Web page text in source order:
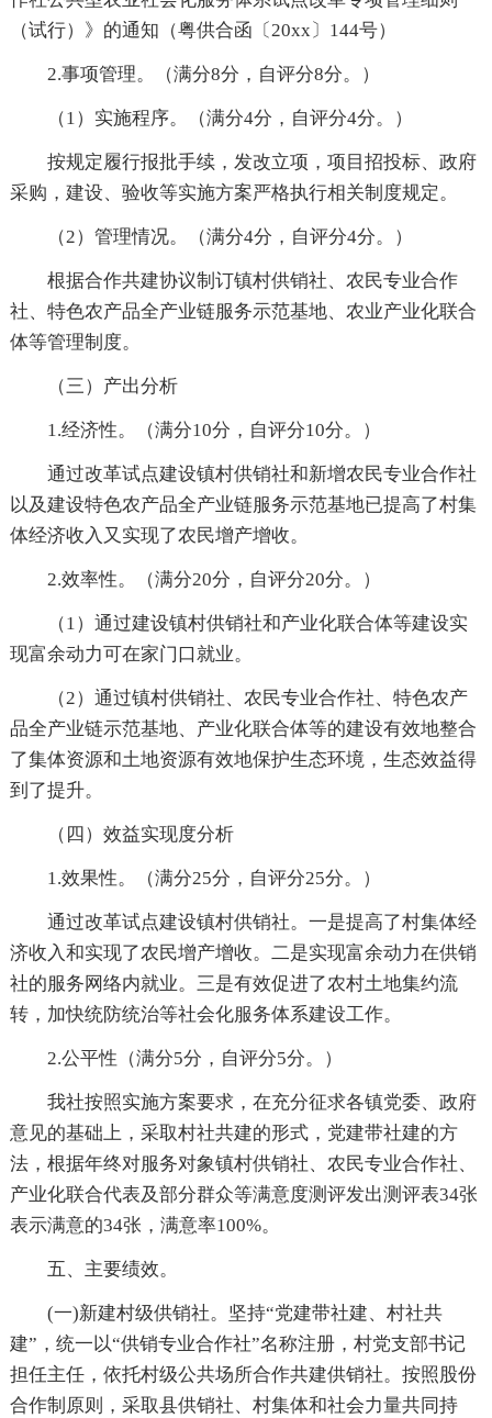
（试行）》的通知（粤供合函〔20xx〕144号）
2.事项管理。（满分8分，自评分8分。）
（1）实施程序。（满分4分，自评分4分。）
按规定履行报批手续，发改立项，项目招投标、政府
采购，建设、验收等实施方案严格执行相关制度规定。
（2）管理情况。（满分4分，自评分4分。）
根据合作共建协议制订镇村供销社、农民专业合作
社、特色农产品全产业链服务示范基地、农业产业化联合
体等管理制度。
（三）产出分析
1.经济性。（满分10分，自评分10分。）
通过改革试点建设镇村供销社和新增农民专业合作社
以及建设特色农产品全产业链服务示范基地已提高了村集
体经济收入又实现了农民增产增收。
2.效率性。（满分20分，自评分20分。）
（1）通过建设镇村供销社和产业化联合体等建设实
现富余动力可在家门口就业。
（2）通过镇村供销社、农民专业合作社、特色农产
品全产业链示范基地、产业化联合体等的建设有效地整合
了集体资源和土地资源有效地保护生态环境，生态效益得
到了提升。
（四）效益实现度分析
1.效果性。（满分25分，自评分25分。）
通过改革试点建设镇村供销社。一是提高了村集体经
济收入和实现了农民增产增收。二是实现富余动力在供销
社的服务网络内就业。三是有效促进了农村土地集约流
转，加快统防统治等社会化服务体系建设工作。
2.公平性（满分5分，自评分5分。）
我社按照实施方案要求，在充分征求各镇党委、政府
意见的基础上，采取村社共建的形式，党建带社建的方
法，根据年终对服务对象镇村供销社、农民专业合作社、
产业化联合代表及部分群众等满意度测评发出测评表34张
表示满意的34张，满意率100%。
五、主要绩效。
(一)新建村级供销社。坚持“党建带社建、村社共
建”，统一以“供销专业合作社”名称注册，村党支部书记
担任主任，依托村级公共场所合作共建供销社。按照股份
合作制原则，采取县供销社、村集体和社会力量共同持